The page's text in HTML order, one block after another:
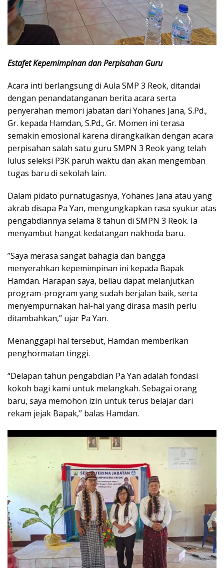
Estafet Kepemimpinan dan Perpisahan Guru
Acara inti berlangsung di Aula SMP 3 Reok, ditandai
dengan penandatanganan berita acara serta
penyerahan memori jabatan dari Yohanes Jana, S.Pd.,
Gr. kepada Hamdan, S.Pd., Gr. Momen ini terasa
semakin emosional karena dirangkaikan dengan acara
perpisahan salah satu guru SMPN 3 Reok yang telah
lulus seleksi P3K paruh waktu dan akan mengemban
tugas baru di sekolah lain.
​Dalam pidato purnatugasnya, Yohanes Jana atau yang
akrab disapa Pa Yan, mengungkapkan rasa syukur atas
pengabdiannya selama 8 tahun di SMPN 3 Reok. Ia
menyambut hangat kedatangan nakhoda baru.
​”Saya merasa sangat bahagia dan bangga
menyerahkan kepemimpinan ini kepada Bapak
Hamdan. Harapan saya, beliau dapat melanjutkan
program-program yang sudah berjalan baik, serta
menyempurnakan hal-hal yang dirasa masih perlu
ditambahkan,” ujar Pa Yan.
​Menanggapi hal tersebut, Hamdan memberikan
penghormatan tinggi.
“Delapan tahun pengabdian Pa Yan adalah fondasi
kokoh bagi kami untuk melangkah. Sebagai orang
baru, saya memohon izin untuk terus belajar dari
rekam jejak Bapak,” balas Hamdan.